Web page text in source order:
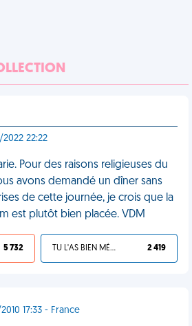
22:22
Pour des raisons religieuses du
avons demandé un dîner sans
de cette journée, je crois que la
est plutôt bien placée. VDM
5 732 TU L'AS BIEN MÉRITÉ 2 419
17:33 - France